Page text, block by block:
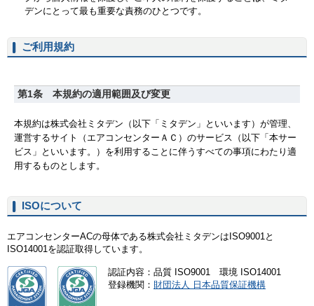
ご利用規約
ISOについて
エアコンセンターACの母体である株式会社ミタデンはISO9001と
ISO14001を認証取得しています。
認証内容：品質 ISO9001 環境 ISO14001
登録機関： 財団法人 日本品質保証機構